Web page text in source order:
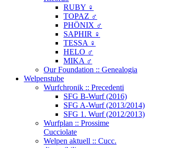
RUBY ♀
TOPAZ ♂
PHÖNIX ♂
SAPHIR ♀
TESSA ♀
HELO ♂
MIKA ♂
Our Foundation :: Genealogia
Welpenstube
Wurfchronik :: Precedenti
SFG B-Wurf (2016)
SFG A-Wurf (2013/2014)
SFG 1. Wurf (2012/2013)
Wurfplan :: Prossime
Cucciolate
Welpen aktuell :: Cucc.